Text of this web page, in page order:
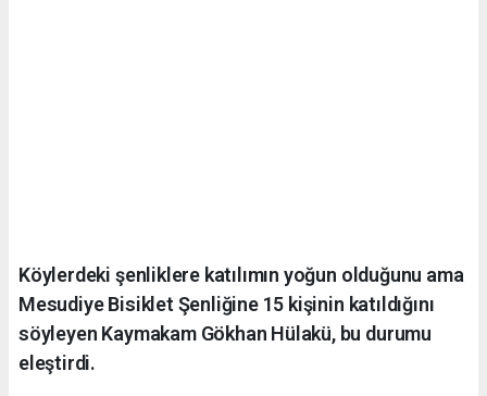
Köylerdeki şenliklere katılımın yoğun olduğunu ama
Mesudiye Bisiklet Şenliğine 15 kişinin katıldığını
söyleyen Kaymakam Gökhan Hülakü, bu durumu
eleştirdi.